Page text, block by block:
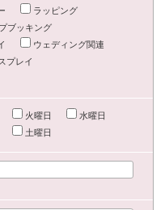
ラッピング
ブッキング
ウェディング関連
プレイ
火曜日
水曜日
土曜日